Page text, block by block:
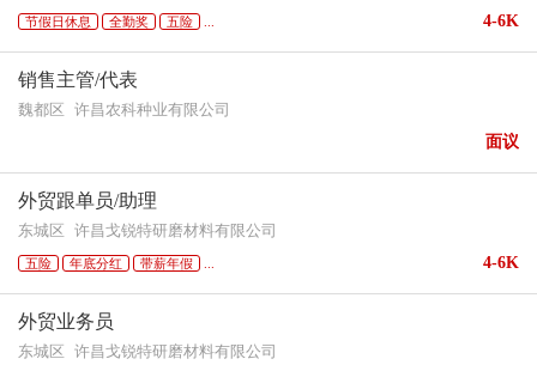
节假日休息 全勤奖 五险 4-6K
销售主管/代表
魏都区 许昌农科种业有限公司
面议
外贸跟单员/助理
东城区 许昌戈锐特研磨材料有限公司
五险 年底分红 带薪年假 4-6K
外贸业务员
东城区 许昌戈锐特研磨材料有限公司